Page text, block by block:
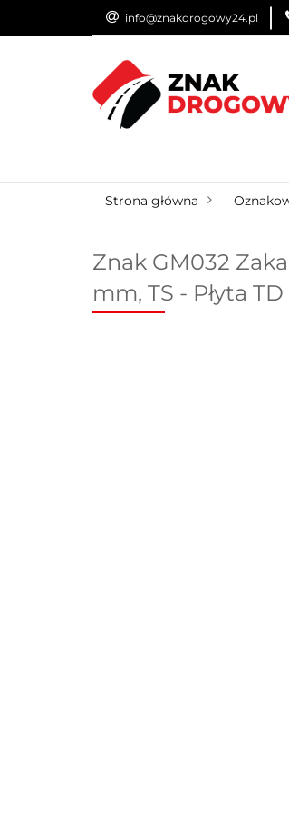
info@znakdrogowy24.pl
Strona główna
Znak GM032
mm, TS - Płyta